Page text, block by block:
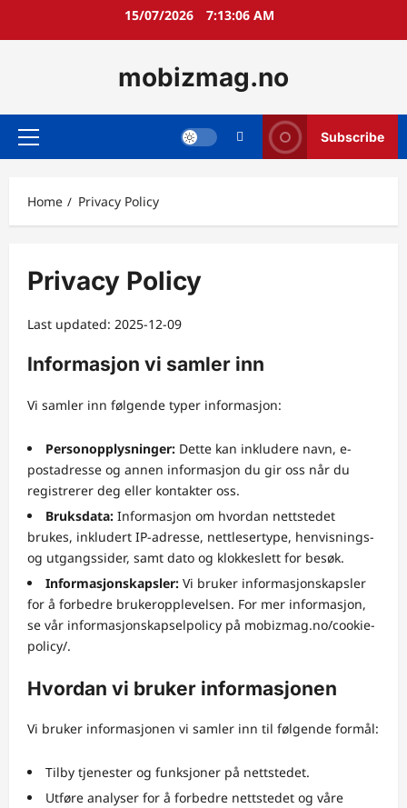
15/07/2026 7:13:07 AM
mobizmag.no
Primary
Subscribe
Home Privacy Policy
Privacy Policy
Last updated: 2025-12-09
Informasjon vi samler inn
Vi samler inn følgende typer informasjon:
Personopplysninger: Dette kan inkludere navn, e-
postadresse og annen informasjon du gir oss når du
registrerer deg eller kontakter oss.
Bruksdata: Informasjon om hvordan nettstedet
brukes, inkludert IP-adresse, nettlesertype, henvisnings-
og utgangssider, samt dato og klokkeslett for besøk.
Informasjonskapsler: Vi bruker informasjonskapsler
for å forbedre brukeropplevelsen. For mer informasjon,
se vår informasjonskapselpolicy på mobizmag.no/cookie-
policy/.
Hvordan vi bruker informasjonen
Vi bruker informasjonen vi samler inn til følgende formål:
Tilby tjenester og funksjoner på nettstedet.
Utføre analyser for å forbedre nettstedet og våre